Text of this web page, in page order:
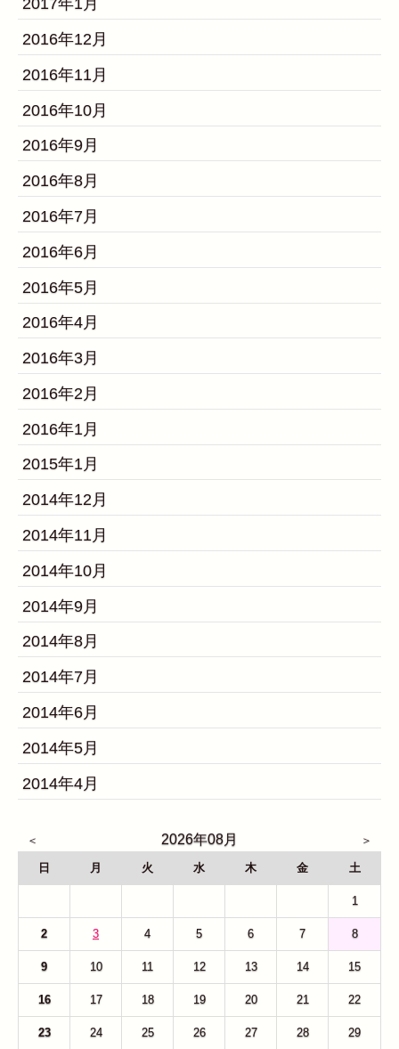
2017年1月
2016年12月
2016年11月
2016年10月
2016年9月
2016年8月
2016年7月
2016年6月
2016年5月
2016年4月
2016年3月
2016年2月
2016年1月
2015年1月
2014年12月
2014年11月
2014年10月
2014年9月
2014年8月
2014年7月
2014年6月
2014年5月
2014年4月
2026年08月
日 月 火 水 木 金 土
1
2 3 4 5 6 7 8
9 10 11 12 13 14 15
16 17 18 19 20 21 22
23 24 25 26 27 28 29